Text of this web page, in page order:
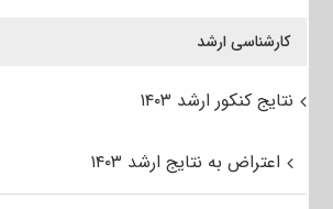
کارشناسی ارشد
نتایج کنکور ارشد ۱۴۰۳
اعتراض به نتایج ارشد ۱۴۰۳